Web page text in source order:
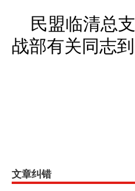
民盟临清总
战部有关同志
文章纠错